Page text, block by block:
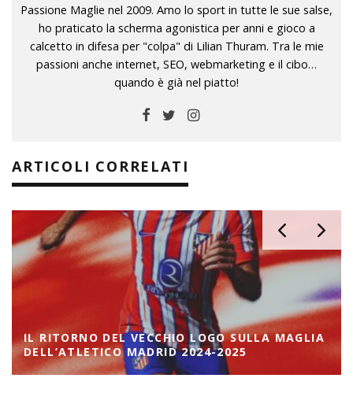
Passione Maglie nel 2009. Amo lo sport in tutte le sue salse,
ho praticato la scherma agonistica per anni e gioco a
calcetto in difesa per "colpa" di Lilian Thuram. Tra le mie
passioni anche internet, SEO, webmarketing e il cibo…
quando è già nel piatto!
ARTICOLI CORRELATI
IL RITORNO DEL VECCHIO LOGO SULLA MAGLIA
DELL’ATLETICO MADRID 2024-2025